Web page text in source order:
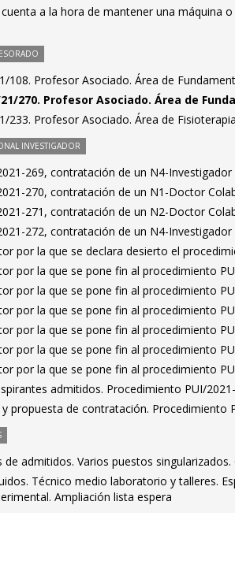
a la hora de mantener una máquina
108. Profesor Asociado. Área de
270. Profesor Asociado. Área de
233. Profesor Asociado. Área de Fisioterapia
INVESTIGADOR
269, contratación de un N4-Investigador
270, contratación de un N1-Doctor
271, contratación de un N2-Doctor
272, contratación de un N4-Investigador
por la que se declara desierto el
por la que se pone fin al procedimiento
por la que se pone fin al procedimiento
por la que se pone fin al procedimiento
por la que se pone fin al procedimiento
por la que se pone fin al procedimiento
por la que se pone fin al procedimiento
admitidos. Procedimiento PUI/
propuesta de contratación. Procedimiento
de admitidos. Varios puestos
Técnico medio laboratorio y talleres.
Ampliación lista espera